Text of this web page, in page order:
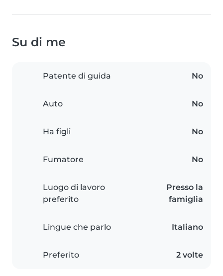
Su di me
Patente di guida No
Auto No
Ha figli No
Fumatore No
Luogo di lavoro
preferito
Presso la
famiglia
Lingue che parlo Italiano
Preferito 2 volte